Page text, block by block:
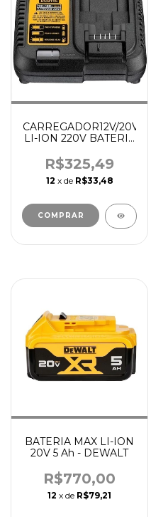
CARREGADOR12V/20V
LI-ION 220V BATERIA
R$325,49
12 x de R$33,48
BATERIA MAX LI-ION
20V 5 Ah - DEWALT
R$770,00
12 x de R$79,21